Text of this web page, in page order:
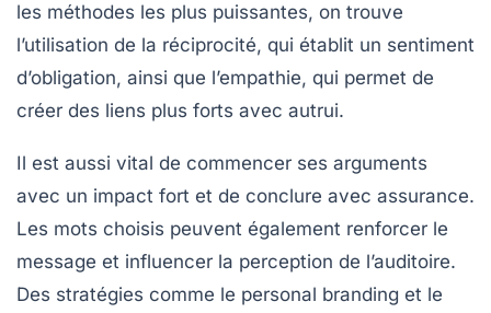
les méthodes les plus puissantes, on trouve
l’utilisation de la réciprocité, qui établit un sentiment
d’obligation, ainsi que l’empathie, qui permet de
créer des liens plus forts avec autrui.
Il est aussi vital de commencer ses arguments
avec un impact fort et de conclure avec assurance.
Les mots choisis peuvent également renforcer le
message et influencer la perception de l’auditoire.
Des stratégies comme le personal branding et le